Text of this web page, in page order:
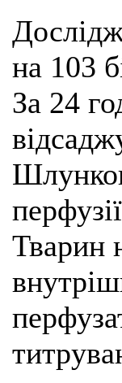
на 103
За 24
Тварин